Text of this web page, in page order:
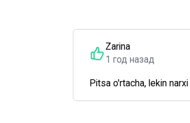
Zarina
1 год назад
Pitsa o'rtacha, lekin